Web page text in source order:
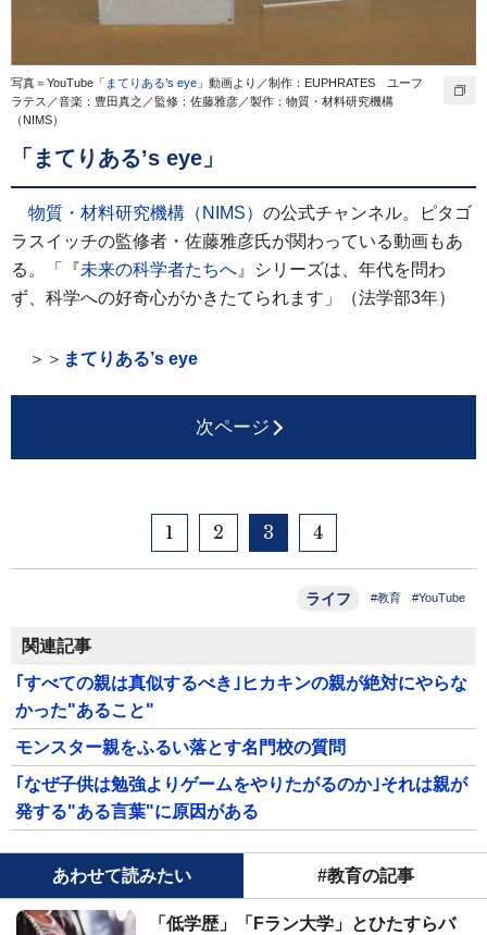
写真＝YouTube「 まてりある’s eye 」動画より／制作：EUPHRATES ユーフ
ラテス／音楽：豊田真之／監修：佐藤雅彦／製作：物質・材料研究機構
（NIMS）
「まてりある’s eye」
物質・材料研究機構（NIMS） の公式チャンネル。ピタゴ
ラスイッチの監修者・佐藤雅彦氏が関わっている動画もあ
る。「『未来の科学者たちへ』シリーズは、年代を問わ
ず、科学への好奇心がかきたてられます」（法学部3年）
＞＞ まてりある’s eye
次ページ
1 2 3 4
ライフ #教育 #YouTube
関連記事
｢すべての親は真似するべき｣ヒカキンの親が絶対にやらな
かった"あること"
モンスター親をふるい落とす名門校の質問
｢なぜ子供は勉強よりゲームをやりたがるのか｣それは親が
発する"ある言葉"に原因がある
あわせて読みたい #教育の記事
「低学歴」「Fラン大学」とひたすらバ